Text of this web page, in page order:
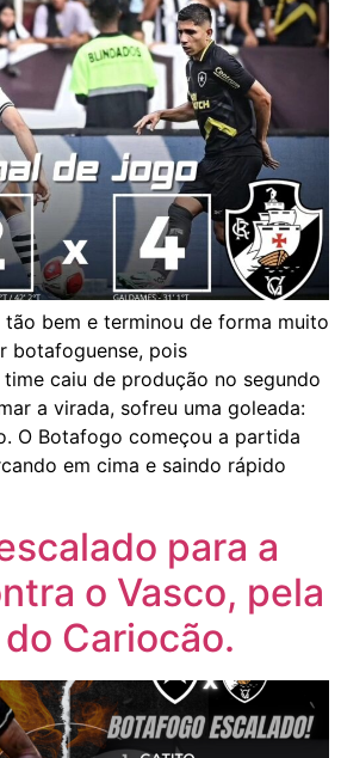
bem e terminou de forma muito
botafoguense, pois
caiu de produção no segundo
a virada, sofreu uma goleada:
O Botafogo começou a partida
em cima e saindo rápido
para a
o Vasco, pela
Cariocão.